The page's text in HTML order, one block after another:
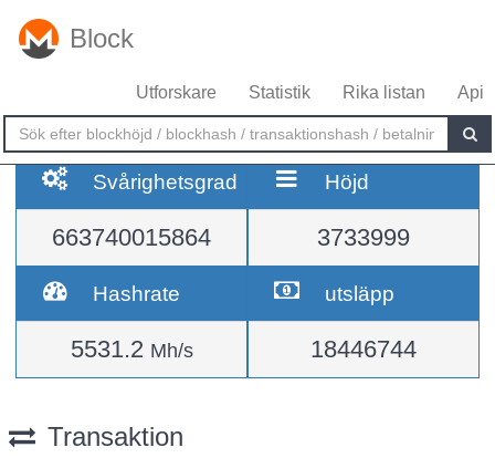
Block
Utforskare Statistik Rika listan Api
Svårighetsgrad
663740015864
Höjd
3733999
Hashrate
5531.2 Mh/s
utsläpp
18446744
Transaktion